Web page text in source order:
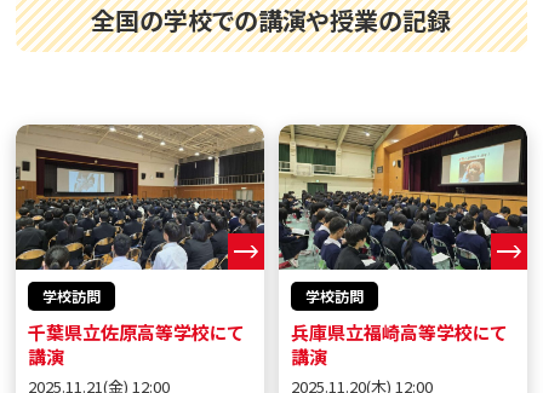
全国の学校での講演や授業の記録
学校訪問
千葉県立佐原高等学校にて
講演
2025.11.21(金) 12:00
学校訪問
兵庫県立福崎高等学校にて
講演
2025.11.20(木) 12:00